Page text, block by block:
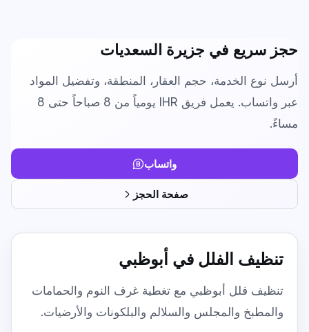
Carpet & Rug Cleaning
Floor & Tile Cleaning
Al Khalidiyah
Tourist Club Area (Al Zahiyah)
حجز سريع في جزيرة السعديات
أرسل نوع الخدمة، حجم العقار، المنطقة، وتفضيل المواد
عبر واتساب. يعمل فريق IHR يومياً من 8 صباحاً حتى 8
مساءً.
واتساب
صفحة الحجز
تنظيف الفلل في أبوظبي
تنظيف فلل أبوظبي مع تغطية غرف النوم والحمامات
والمطبخ والمجلس والسلالم والبلكونات والأرضيات.